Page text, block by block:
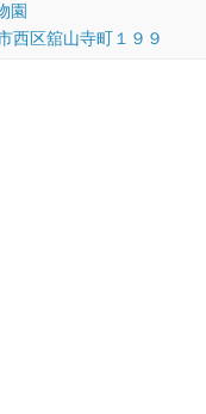
園
西区舘山寺町１９９